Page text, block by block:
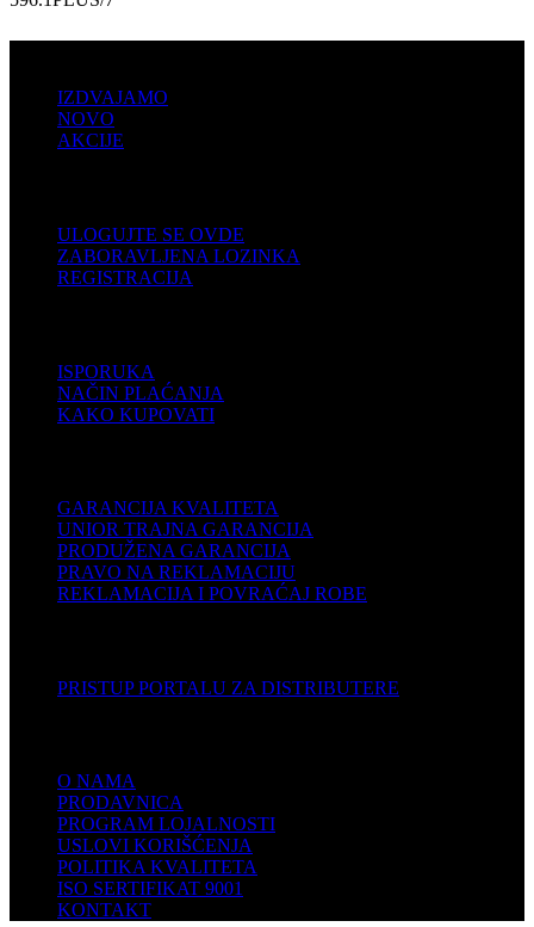
IZDVAJAMO
NOVO
AKCIJE
ULOGUJTE SE OVDE
ZABORAVLJENA LOZINKA
REGISTRACIJA
ISPORUKA
NAČIN PLAĆANJA
KAKO KUPOVATI
GARANCIJA KVALITETA
UNIOR TRAJNA GARANCIJA
PRODUŽENA GARANCIJA
PRAVO NA REKLAMACIJU
REKLAMACIJA I POVRAĆAJ ROBE
PRISTUP PORTALU ZA DISTRIBUTERE
O NAMA
PRODAVNICA
PROGRAM LOJALNOSTI
USLOVI KORIŠĆENJA
POLITIKA KVALITETA
ISO SERTIFIKAT 9001
KONTAKT